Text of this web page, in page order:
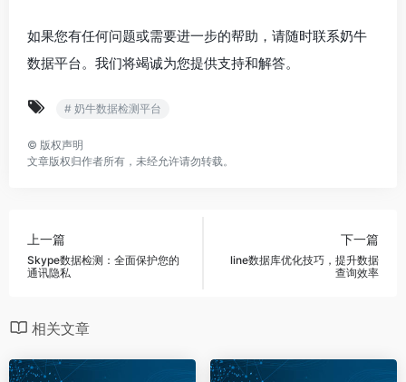
如果您有任何问题或需要进一步的帮助，请随时联系奶牛
数据平台。我们将竭诚为您提供支持和解答。
# 奶牛数据检测平台
© 版权声明
文章版权归作者所有，未经允许请勿转载。
上一篇
Skype数据检测：全面保护您的
通讯隐私
下一篇
line数据库优化技巧，提升数据
查询效率
相关文章